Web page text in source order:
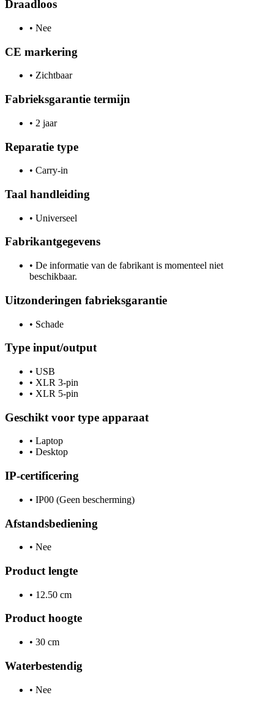
Draadloos
• Nee
CE markering
• Zichtbaar
Fabrieksgarantie termijn
• 2 jaar
Reparatie type
• Carry-in
Taal handleiding
• Universeel
Fabrikantgegevens
• De informatie van de fabrikant is momenteel niet
beschikbaar.
Uitzonderingen fabrieksgarantie
• Schade
Type input/output
• USB
• XLR 3-pin
• XLR 5-pin
Geschikt voor type apparaat
• Laptop
• Desktop
IP-certificering
• IP00 (Geen bescherming)
Afstandsbediening
• Nee
Product lengte
• 12.50 cm
Product hoogte
• 30 cm
Waterbestendig
• Nee